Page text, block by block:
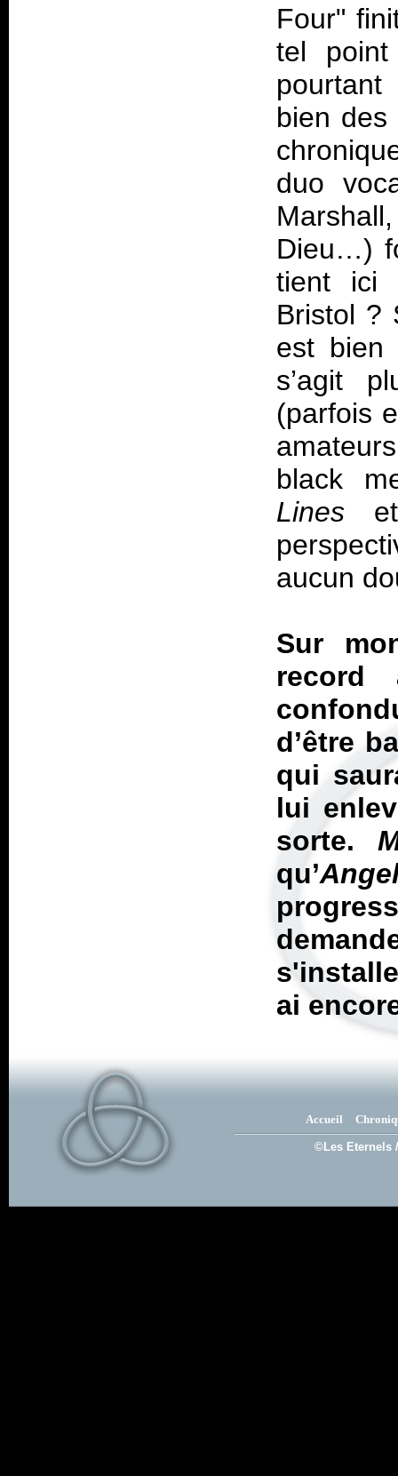
Four"
tel
bien des
duo
Dieu…)
tient ici
Bristol
est
s’agit
(parfois
black
Lines
aucun
Sur
record
d’être
qui
lui
sorte.
qu’
ai
Accueil
©Les Eternels